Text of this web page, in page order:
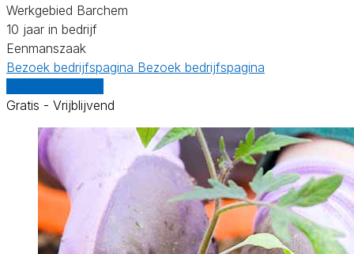
Werkgebied Barchem
10 jaar in bedrijf
Eenmanszaak
Bezoek bedrijfspagina Bezoek bedrijfspagina
Gratis - Vrijblijvend